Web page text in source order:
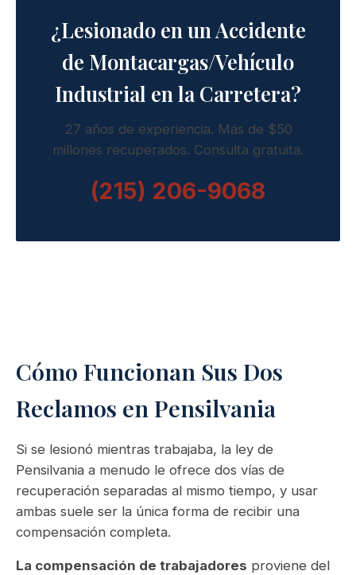
¿Lesionado en un Accidente
de Montacargas/Vehículo
Industrial en la Carretera?
27 años de experiencia. Más de $50
millones recuperados. Consulta gratuita.
(215) 206-9068
Cómo Funcionan Sus Dos
Reclamos en Pensilvania
Si se lesionó mientras trabajaba, la ley de
Pensilvania a menudo le ofrece dos vías de
recuperación separadas al mismo tiempo, y usar
ambas suele ser la única forma de recibir una
compensación completa.
La compensación de trabajadores proviene del